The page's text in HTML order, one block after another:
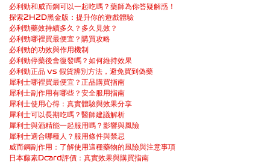
必利勁和威而鋼可以一起吃嗎？藥師為你答疑解惑！
探索2H2D黑金版：提升你的遊戲體驗
必利勁藥效持續多久？多久見效？
必利勁哪裡買最便宜？購買攻略
必利勁的功效與作用機制
必利勁停藥後會復發嗎？如何維持效果
必利勁正品 vs 假貨辨別方法，避免買到偽藥
犀利士哪裡買最便宜？正品購買指南
犀利士副作用有哪些？安全服用指南
犀利士使用心得：真實體驗與效果分享
犀利士可以長期吃嗎？醫師建議解析
犀利士與酒精能一起服用嗎？影響與風險
犀利士適合哪種人？服用條件與禁忌
威而鋼副作用：了解使用這種藥物的風險與注意事項
日本藤素Dcard評價：真實效果與購買指南